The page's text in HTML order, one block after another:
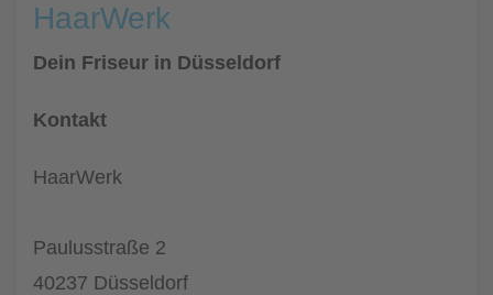
HaarWerk
Dein Friseur in Düsseldorf
Kontakt
HaarWerk
Paulusstraße 2
40237 Düsseldorf